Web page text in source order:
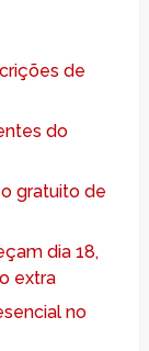
de
do
gratuito de
dia 18,
extra
no